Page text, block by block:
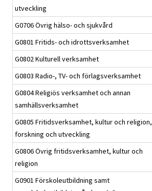
utveckling
G0706 Övrig hälso- och sjukvård
G0801 Fritids- och idrottsverksamhet
G0802 Kulturell verksamhet
G0803 Radio-, TV- och förlagsverksamhet
G0804 Religiös verksamhet och annan
samhällsverksamhet
G0805 Fritidsverksamhet, kultur och religion,
forskning och utveckling
G0806 Övrig fritidsverksamhet, kultur och
religion
G0901 Förskoleutbildning samt